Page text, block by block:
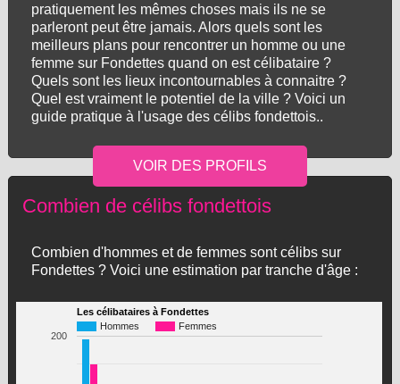
pratiquement les mêmes choses mais ils ne se
parleront peut être jamais. Alors quels sont les
meilleurs plans pour rencontrer un homme ou une
femme sur Fondettes quand on est célibataire ?
Quels sont les lieux incontournables à connaitre ?
Quel est vraiment le potentiel de la ville ? Voici un
guide pratique à l'usage des célibs fondettois..
Combien de célibs fondettois
Combien d'hommes et de femmes sont célibs sur
Fondettes ? Voici une estimation par tranche d'âge :
Les célibataires à Fondettes
Hommes
Femmes
200